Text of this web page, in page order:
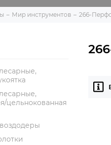
Мир инструментов 266-
цельнокованная